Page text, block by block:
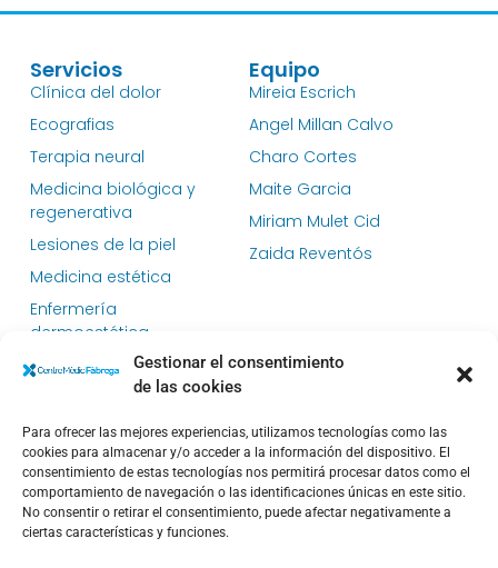
Gestionar el consentimiento
de las cookies
Para ofrecer las mejores experiencias, utilizamos tecnologías como las
cookies para almacenar y/o acceder a la información del dispositivo. El
consentimiento de estas tecnologías nos permitirá procesar datos como el
comportamiento de navegación o las identificaciones únicas en este sitio.
No consentir o retirar el consentimiento, puede afectar negativamente a
ciertas características y funciones.
Servicios
Clínica del dolor
Ecografias
Terapia neural
Medicina biológica y
regenerativa
Lesiones de la piel
Medicina estética
Enfermería
dermoestética
Dietética y nutrición
Medicina general
Dermatología clínica
Equipo
Mireia Escrich
Angel Millan Calvo
Charo Cortes
Maite Garcia
Miriam Mulet Cid
Zaida Reventós
Enlaces
Aviso legal
Politica de Privacidad
Política de cookies